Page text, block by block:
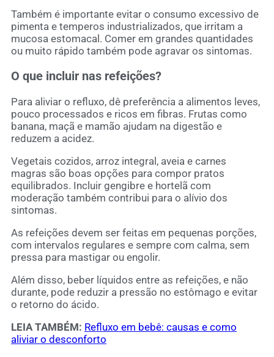
Também é importante evitar o consumo excessivo de
pimenta e temperos industrializados, que irritam a
mucosa estomacal. Comer em grandes quantidades
ou muito rápido também pode agravar os sintomas.
O que incluir nas refeições?
Para aliviar o refluxo, dê preferência a alimentos leves,
pouco processados e ricos em fibras. Frutas como
banana, maçã e mamão ajudam na digestão e
reduzem a acidez.
Vegetais cozidos, arroz integral, aveia e carnes
magras são boas opções para compor pratos
equilibrados. Incluir gengibre e hortelã com
moderação também contribui para o alívio dos
sintomas.
As refeições devem ser feitas em pequenas porções,
com intervalos regulares e sempre com calma, sem
pressa para mastigar ou engolir.
Além disso, beber líquidos entre as refeições, e não
durante, pode reduzir a pressão no estômago e evitar
o retorno do ácido.
LEIA TAMBÉM: Refluxo em bebê: causas e como
aliviar o desconforto